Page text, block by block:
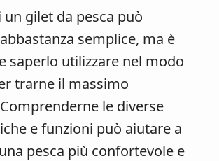
un gilet da pesca può
semplice, ma è
saperlo utilizzare nel modo
trarne il massimo
le diverse
e funzioni può aiutare a
pesca più confortevole e